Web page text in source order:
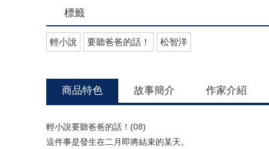
標籤
輕小說 要聽爸爸的話！ 松智洋
商品特色 故事簡介 作家介紹
輕小說要聽爸爸的話！(08)
這件事是發生在二月即將結束的某天。